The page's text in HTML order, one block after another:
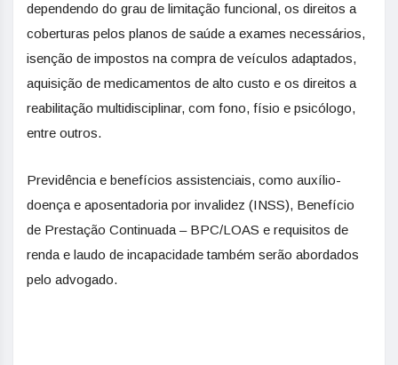
dependendo do grau de limitação funcional, os direitos a
coberturas pelos planos de saúde a exames necessários,
isenção de impostos na compra de veículos adaptados,
aquisição de medicamentos de alto custo e os direitos a
reabilitação multidisciplinar, com fono, físio e psicólogo,
entre outros.
Previdência e benefícios assistenciais, como auxílio-
doença e aposentadoria por invalidez (INSS), Benefício
de Prestação Continuada – BPC/LOAS e requisitos de
renda e laudo de incapacidade também serão abordados
pelo advogado.